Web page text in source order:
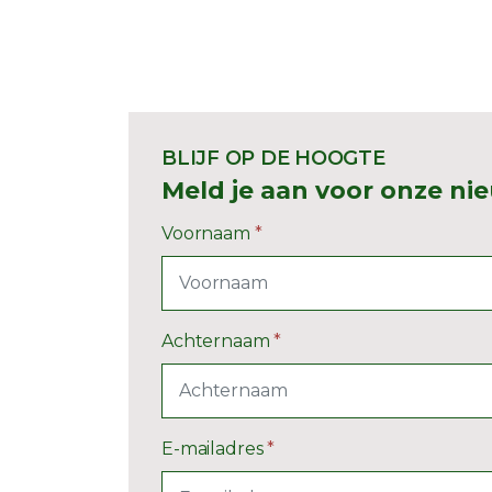
BLIJF OP DE HOOGTE
Meld je aan voor onze
Voornaam *
Achternaam*
E-mailadres*